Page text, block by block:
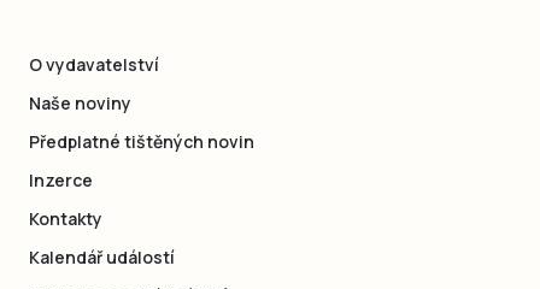
O vydavatelství
Naše noviny
Předplatné tištěných novin
Inzerce
Kontakty
Kalendář událostí